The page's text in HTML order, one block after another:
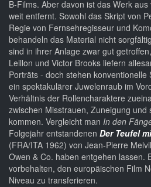
B-Films. Aber davon ist das Werk
weit entfernt. Sowohl das Skript von
Regie von Fernsehregisseur und
behandeln das Material nicht
sind in ihrer Anlage zwar gut
Leillon und Victor Brooks liefern
Porträts - doch stehen konventionelle
ein spektakulärer Juwelenraub im
Verhältnis der Rollencharaktere
zwischen Misstrauen, Zuneigung und
kommen. Vergleicht man In den
Folgejahr entstandenen Der Teufel
(FRA/ITA 1962) von Jean-Pierre
Owen & Co. haben entgehen lassen.
vorbehalten, den europäischen Film
Niveau zu transferieren.